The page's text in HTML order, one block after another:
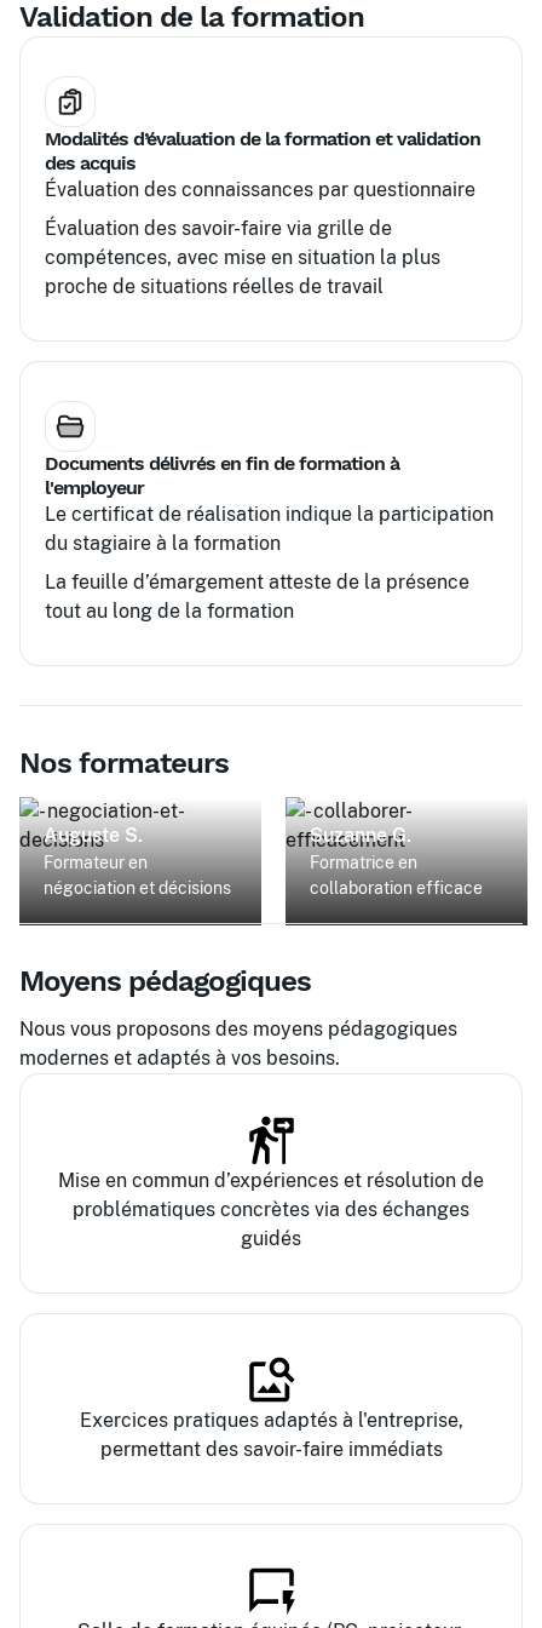
Validation de la formation
Modalités d’évaluation de la formation et validation
des acquis
Évaluation des connaissances par questionnaire
Évaluation des savoir-faire via grille de
compétences, avec mise en situation la plus
proche de situations réelles de travail
Documents délivrés en fin de formation à
l'employeur
Le certificat de réalisation indique la participation
du stagiaire à la formation
La feuille d’émargement atteste de la présence
tout au long de la formation
Nos formateurs
Auguste S.
Formateur en
négociation et décisions
Suzanne G.
Formatrice en
collaboration efficace
Moyens pédagogiques
Nous vous proposons des moyens pédagogiques
modernes et adaptés à vos besoins.
Mise en commun d’expériences et résolution de
problématiques concrètes via des échanges
guidés
Exercices pratiques adaptés à l'entreprise,
permettant des savoir-faire immédiats